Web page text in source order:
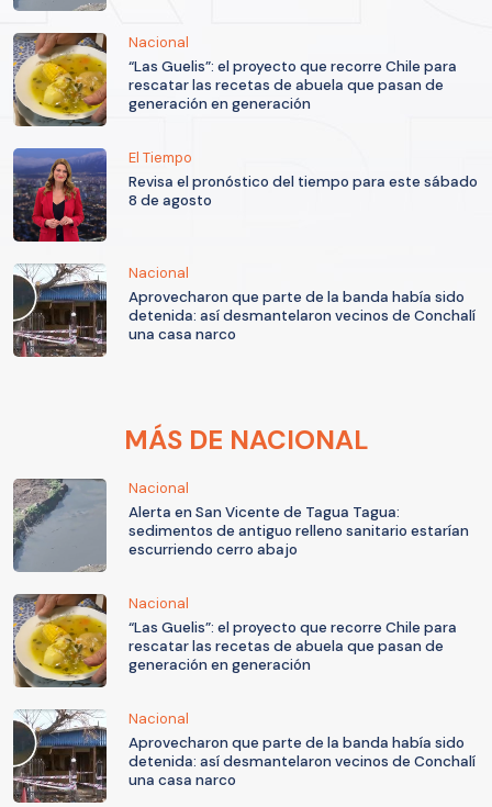
Nacional
“Las Guelis”: el proyecto que recorre Chile para
rescatar las recetas de abuela que pasan de
generación en generación
El Tiempo
Revisa el pronóstico del tiempo para este sábado
8 de agosto
Nacional
Aprovecharon que parte de la banda había sido
detenida: así desmantelaron vecinos de Conchalí
una casa narco
MÁS DE NACIONAL
Nacional
Alerta en San Vicente de Tagua Tagua:
sedimentos de antiguo relleno sanitario estarían
escurriendo cerro abajo
Nacional
“Las Guelis”: el proyecto que recorre Chile para
rescatar las recetas de abuela que pasan de
generación en generación
Nacional
Aprovecharon que parte de la banda había sido
detenida: así desmantelaron vecinos de Conchalí
una casa narco